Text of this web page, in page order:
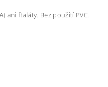
ani ftaláty. Bez použití PVC.